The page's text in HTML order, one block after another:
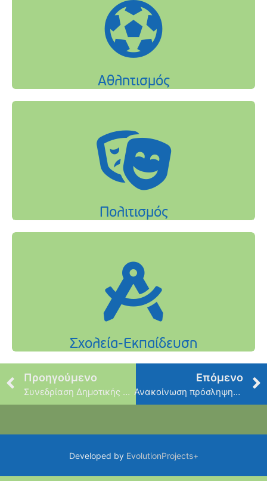
Προηγούμενο
Συνεδρίαση Δημοτικής Επιτροπής
Επόμενο
Ανακοίνωση πρόσληψης (4) ατόμων για την κάλυψη των αναγκών των Παιδικών σταθμών
Developed by EvolutionProjects+